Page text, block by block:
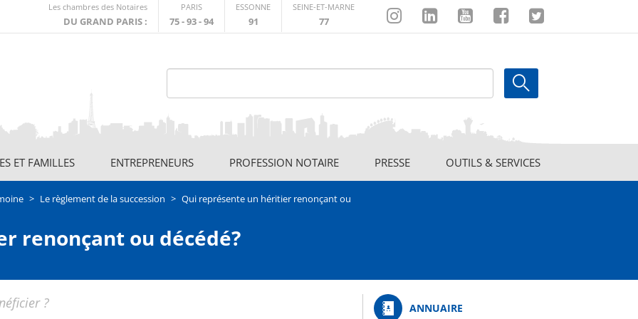
Les chambres des Notaires
DU GRAND PARIS :
externe
PARIS
75 - 93 - 94
ESSONNE
91
SEINE-ET-MARNE
77
InstagramLinkedinYoutubeFacebookTwitter
ET FAMILLES ENTREPRENEURS PROFESSION NOTAIRE PRESSE OUTILS & SERVICES
Le règlement de la succession
Qui représente un héritier renonçant ou
renonçant ou décédé?
? ANNUAIRE